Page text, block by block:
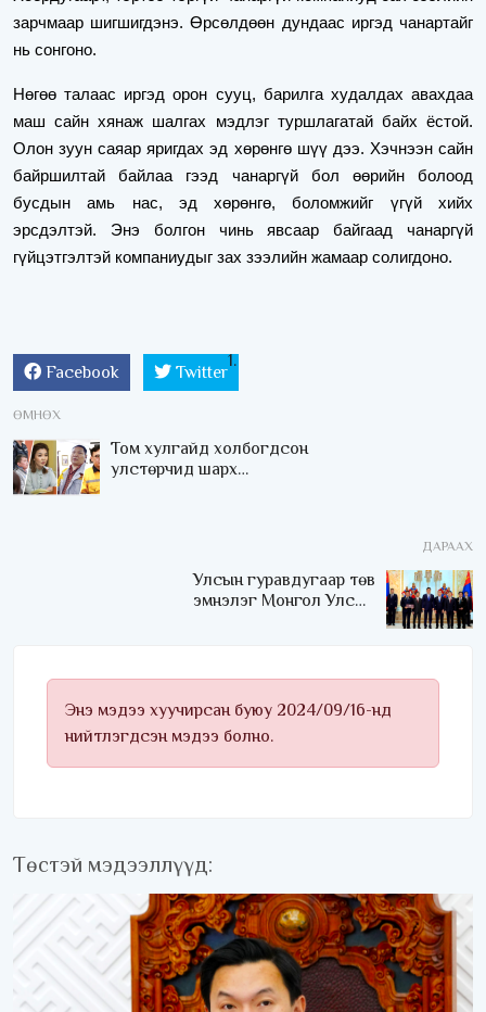
зарчмаар шигшигдэнэ. Өрсөлдөөн дундаас иргэд чанартайг
нь сонгоно.
Нөгөө талаас иргэд орон сууц, барилга худалдах авахдаа
маш сайн хянаж шалгах мэдлэг туршлагатай байх ёстой.
Олон зуун саяар яригдах эд хөрөнгө шүү дээ. Хэчнээн сайн
байршилтай байлаа гээд чанаргүй бол өөрийн болоод
бусдын амь нас, эд хөрөнгө, боломжийг үгүй хийх
эрсдэлтэй. Энэ болгон чинь явсаар байгаад чанаргүй
гүйцэтгэлтэй компаниудыг зах зээлийн жамаар солигдоно.
Facebook Twitter
ӨМНӨХ
Том хулгайд холбогдсон
улстөрчид шарх
ДАРААХ
Улсын гуравдугаар төв
эмнэлэг Монгол Улсын
Энэ мэдээ хуучирсан буюу 2024/09/16-нд
нийтлэгдсэн мэдээ болно.
Төстэй мэдээллүүд: